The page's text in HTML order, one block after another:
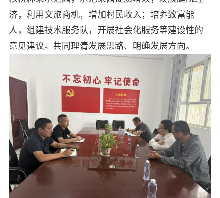
济，利用文旅商机，增加村民收入；培养致富能
人，组建技术服务队，开展社会化服务等建设性的
意见建议。共同理清发展思路、明确发展方向。